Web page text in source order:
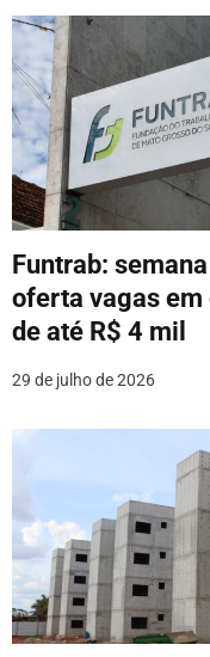
t
Funtrab:
oferta vagas
de até R$ 4 mil
29 de julho de 2026